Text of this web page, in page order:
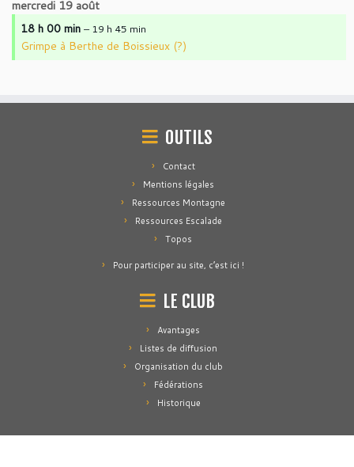
mercredi 19 août
18 h 00 min – 19 h 45 min
Grimpe à Berthe de Boissieux (?)
OUTILS
Contact
Mentions légales
Ressources Montagne
Ressources Escalade
Topos
Pour participer au site, c’est ici !
LE CLUB
Avantages
Listes de diffusion
Organisation du club
Fédérations
Historique